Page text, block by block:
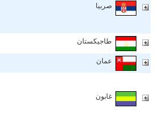
صربيا
طاجيكستان
عمان
غابون